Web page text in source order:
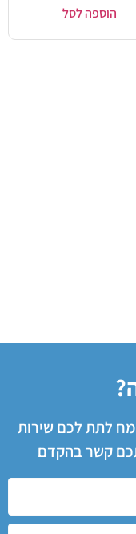
הוספה לסל
לתת לכם שירות
קשר בהקדם